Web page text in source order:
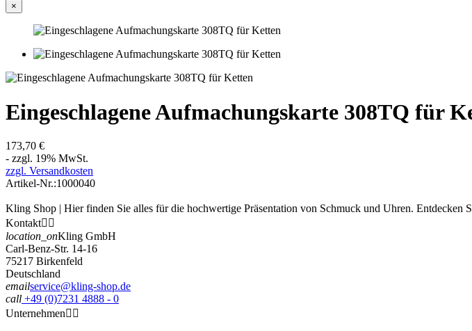
×
Eingeschlagene Aufmachungskarte 308TQ für
173,70 €
- zzgl. 19% MwSt.
zzgl. Versandkosten
Artikel-Nr.:1000040
Kling Shop | Hier finden Sie alles für die hochwertige Präsentation von Schmuck und Uhren.
Kontakt 
location_onKling GmbH
Carl-Benz-Str. 14-16
75217 Birkenfeld
Deutschland
emailservice@kling-shop.de
call +49 (0)7231 4888 - 0
Unternehmen 